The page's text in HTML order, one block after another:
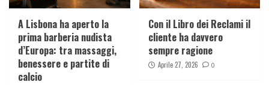
A Lisbona ha aperto la
prima barberia nudista
d’Europa: tra massaggi,
benessere e partite di
calcio
Con il Libro dei Reclami il
cliente ha davvero
sempre ragione
Aprile 27, 2026 0